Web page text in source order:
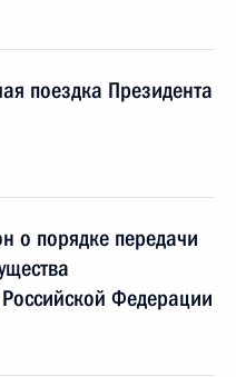
поездка Президента
о порядке передачи
Российской Федерации